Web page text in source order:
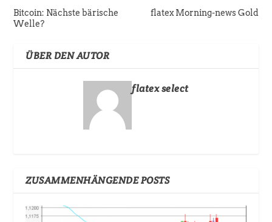
Bitcoin: Nächste bärische
Welle?
flatex Morning-news Gold
ÜBER DEN AUTOR
flatex select
ZUSAMMENHÄNGENDE POSTS